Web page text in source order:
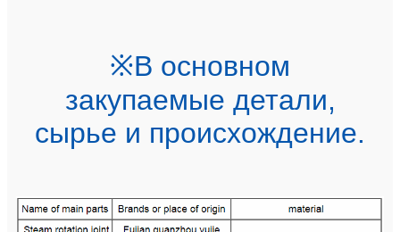
※В основном
закупаемые детали,
сырье и происхождение.